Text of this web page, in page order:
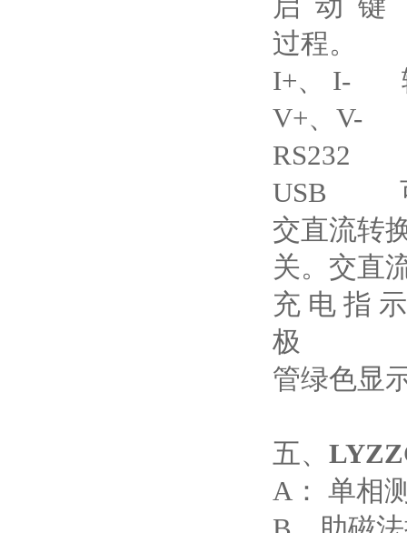
过程。
I+、 I- 输
V+、V-
RS232
USB 可
交直流转
关。交直
充 电 指
极
管绿色显
五、
A： 单相